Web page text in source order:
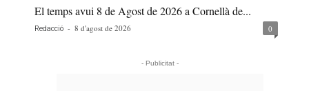
El temps avui 8 de Agost de 2026 a Cornellà de...
Redacció - 8 d'agost de 2026 0
- Publicitat -